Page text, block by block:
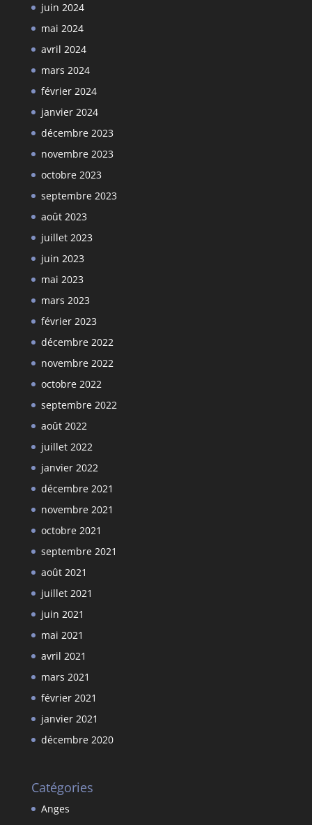
juin 2024
mai 2024
avril 2024
mars 2024
février 2024
janvier 2024
décembre 2023
novembre 2023
octobre 2023
septembre 2023
août 2023
juillet 2023
juin 2023
mai 2023
mars 2023
février 2023
décembre 2022
novembre 2022
octobre 2022
septembre 2022
août 2022
juillet 2022
janvier 2022
décembre 2021
novembre 2021
octobre 2021
septembre 2021
août 2021
juillet 2021
juin 2021
mai 2021
avril 2021
mars 2021
février 2021
janvier 2021
décembre 2020
Catégories
Anges